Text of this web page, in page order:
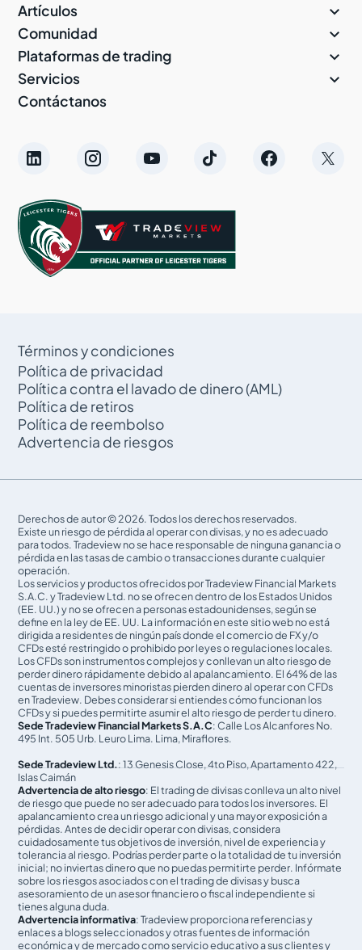
Artículos 
Comunidad 
Plataformas de trading 
Servicios 
Contáctanos
Términos y condiciones
Política de privacidad
Política contra el lavado de dinero (AML)
Política de retiros
Política de reembolso
Advertencia de riesgos
Derechos de autor © 2026. Todos los derechos reservados.
Existe un riesgo de pérdida al operar con divisas, y no es adecuado
para todos. Tradeview no se hace responsable de ninguna ganancia o
pérdida en las tasas de cambio o transacciones durante cualquier
operación.
Los servicios y productos ofrecidos por Tradeview Financial Markets
S.A.C. y Tradeview Ltd. no se ofrecen dentro de los Estados Unidos
(EE. UU.) y no se ofrecen a personas estadounidenses, según se
define en la ley de EE. UU. La información en este sitio web no está
dirigida a residentes de ningún país donde el comercio de FX y/o
CFDs esté restringido o prohibido por leyes o regulaciones locales.
Los CFDs son instrumentos complejos y conllevan un alto riesgo de
perder dinero rápidamente debido al apalancamiento. El 64% de las
cuentas de inversores minoristas pierden dinero al operar con CFDs
en Tradeview. Debes considerar si entiendes cómo funcionan los
CFDs y si puedes permitirte asumir el alto riesgo de perder tu dinero.
Sede Tradeview Financial Markets S.A.C: Calle Los Alcanfores No.
495 Int. 505 Urb. Leuro Lima. Lima, Miraflores.
Sede Tradeview Ltd.: 13 Genesis Close, 4to Piso, Apartamento 422,
Islas Caimán
Advertencia de alto riesgo: El trading de divisas conlleva un alto nivel
de riesgo que puede no ser adecuado para todos los inversores. El
apalancamiento crea un riesgo adicional y una mayor exposición a
pérdidas. Antes de decidir operar con divisas, considera
cuidadosamente tus objetivos de inversión, nivel de experiencia y
tolerancia al riesgo. Podrías perder parte o la totalidad de tu inversión
inicial; no inviertas dinero que no puedas permitirte perder. Infórmate
sobre los riesgos asociados con el trading de divisas y busca
asesoramiento de un asesor financiero o fiscal independiente si
tienes alguna duda.
Advertencia informativa: Tradeview proporciona referencias y
enlaces a blogs seleccionados y otras fuentes de información
económica y de mercado como servicio educativo a sus clientes y